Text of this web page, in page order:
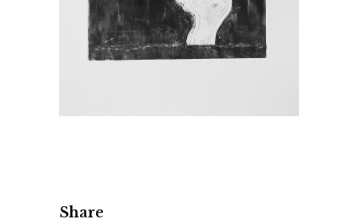
Share